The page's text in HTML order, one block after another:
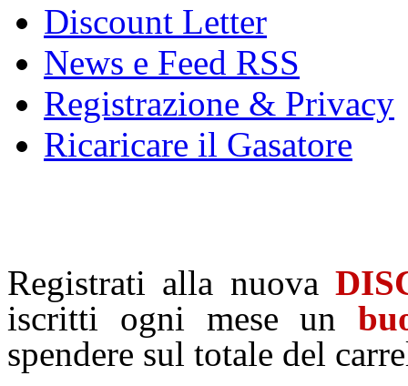
Discount Letter
News e Feed RSS
Registrazione & Privacy
Ricaricare il Gasatore
Registrati alla nuova
iscritti ogni mese un
spendere sul totale del